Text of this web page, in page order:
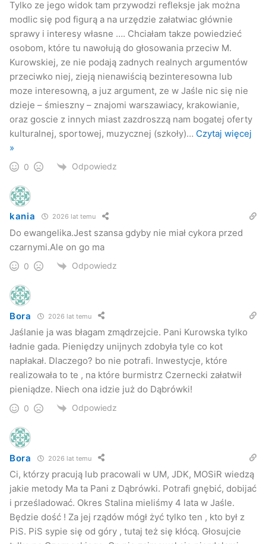
Tylko ze jego widok tam przywodzi refleksje jak można
modlic się pod figurą a na urzędzie załatwiac głównie
sprawy i interesy własne …. Chciałam takze powiedzieć
osobom, które tu nawołują do głosowania przeciw M.
Kurowskiej, ze nie podają zadnych realnych argumentów
przeciwko niej, zieją nienawiścią bezinteresowna lub
moze interesowną, a juz argument, ze w Jaśle nic się nie
dzieje – śmieszny – znajomi warszawiacy, krakowianie,
oraz goscie z innych miast zazdroszzą nam bogatej oferty
kulturalnej, sportowej, muzycznej (szkoły)… Czytaj więcej
»
0 Odpowiedz
kania 2026 lat temu
Do ewangelika.Jest szansa gdyby nie miał cykora przed
czarnymi.Ale on go ma
0 Odpowiedz
Bora 2026 lat temu
Jaślanie ja was błagam zmądrzejcie. Pani Kurowska tylko
ładnie gada. Pieniędzy unijnych zdobyła tyle co kot
napłakał. Dlaczego? bo nie potrafi. Inwestycje, które
realizowała to te , na które burmistrz Czernecki załatwił
pieniądze. Niech ona idzie już do Dąbrówki!
0 Odpowiedz
Bora 2026 lat temu
Ci, którzy pracują lub pracowali w UM, JDK, MOSiR wiedzą
jakie metody Ma ta Pani z Dąbrówki. Potrafi gnębić, dobijać
i prześladować. Okres Stalina mieliśmy 4 lata w Jaśle.
Będzie dość ! Za jej rządów mógł żyć tylko ten , kto był z
PiS. PiS sypie się od góry , tutaj też się kłócą. Głosujcie